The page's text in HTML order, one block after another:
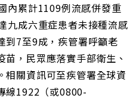
內累計1109例流感併發重
九成六重症患者未接種流感
到7至9成，疾管署呼籲老
，民眾應落實手部衛生、
相關資訊可至疾管署全球資
線1922（或0800-